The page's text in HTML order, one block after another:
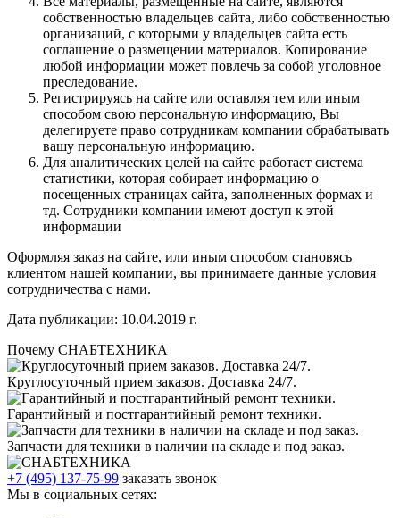
собственностью владельцев сайта, либо собственностью
организаций, с которыми у владельцев сайта есть
соглашение о размещении материалов. Копирование
любой информации может повлечь за собой уголовное
преследование.
Регистрируясь на сайте или оставляя тем или иным
способом свою персональную информацию, Вы
делегируете право сотрудникам компании обрабатывать
вашу персональную информацию.
Для аналитических целей на сайте работает система
статистики, которая собирает информацию о
посещенных страницах сайта, заполненных формах и
тд. Сотрудники компании имеют доступ к этой
информации
Оформляя заказ на сайте, или иным способом становясь
клиентом нашей компании, вы принимаете данные условия
сотрудничества с нами.
Дата публикации: 10.04.2019 г.
Почему СНАБТЕХНИКА
Круглосуточный прием заказов. Доставка 24/7.
Гарантийный и постгарантийный ремонт техники.
Запчасти для техники в наличии на складе и под заказ.
+7 (495) 137-75-99 заказать звонок
Мы в социальных сетях: